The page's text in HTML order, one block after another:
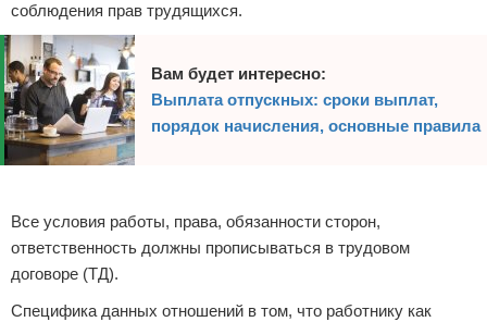
соблюдения прав трудящихся.
Вам будет интересно:
Выплата отпускных: сроки выплат,
порядок начисления, основные правила
Все условия работы, права, обязанности сторон,
ответственность должны прописываться в трудовом
договоре (ТД).
Специфика данных отношений в том, что работнику как